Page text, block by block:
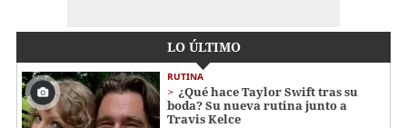
LO ÚLTIMO
RUTINA
¿Qué hace Taylor Swift tras su
boda? Su nueva rutina junto a
Travis Kelce